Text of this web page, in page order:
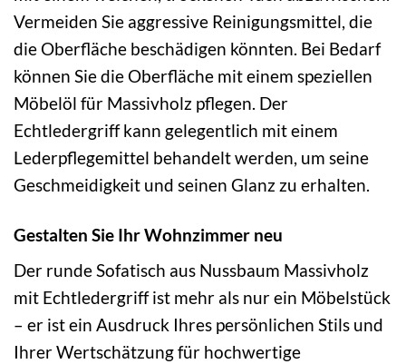
Vermeiden Sie aggressive Reinigungsmittel, die
die Oberfläche beschädigen könnten. Bei Bedarf
können Sie die Oberfläche mit einem speziellen
Möbelöl für Massivholz pflegen. Der
Echtledergriff kann gelegentlich mit einem
Lederpflegemittel behandelt werden, um seine
Geschmeidigkeit und seinen Glanz zu erhalten.
Gestalten Sie Ihr Wohnzimmer neu
Der runde Sofatisch aus Nussbaum Massivholz
mit Echtledergriff ist mehr als nur ein Möbelstück
– er ist ein Ausdruck Ihres persönlichen Stils und
Ihrer Wertschätzung für hochwertige